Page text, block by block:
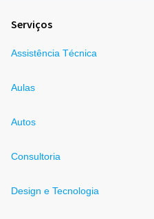
Serviços
Assistência Técnica
Aulas
Autos
Consultoria
Design e Tecnologia